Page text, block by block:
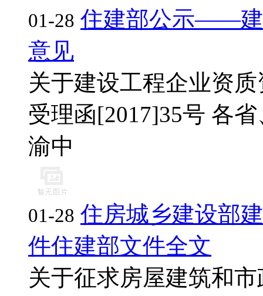
01-28 住建部公示——建
意见
关于建设工程企业资
受理函[2017]35号 各
渝中
01-28 住房城乡建设部
件住建部文件全文
关于征求房屋建筑和